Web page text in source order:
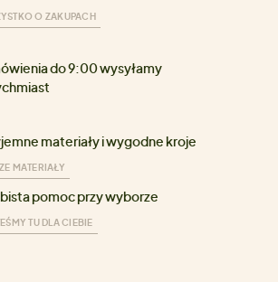
O ZAKUPACH
do 9:00 wysyłamy
materiały i wygodne kroje
MATERIAŁY
pomoc przy wyborze
TU DLA CIEBIE